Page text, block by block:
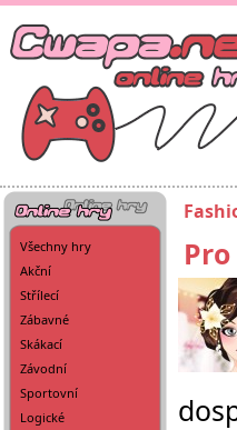
Všechny hry
Akční
Střílecí
Zábavné
Skákací
Závodní
Sportovní
Logické